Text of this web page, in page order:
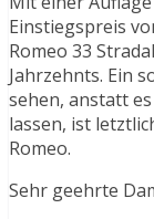
Einstiegspreis
Romeo 33
Jahrzehnts. Ein
sehen, anstatt
lassen, ist
Romeo.
Sehr geehrte